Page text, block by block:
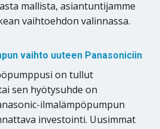
mallista, asiantuntijamme
vaihtoehdon valinnassa.
vaihto uuteen Panasoniciin
on tullut
sen hyötysuhde on
ilmalämpöpumpun
investointi. Uusimmat